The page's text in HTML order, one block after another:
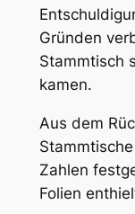
Gründen
Stammtisch
kamen.
Aus dem
Zahlen
Folien